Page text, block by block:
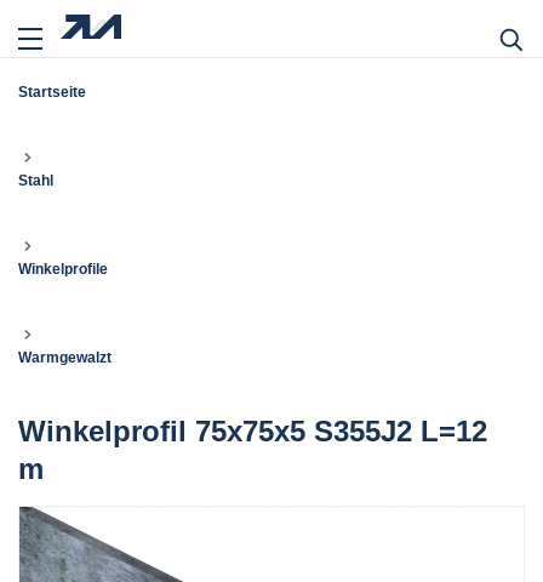
Startseite
Stahl
Winkelprofile
Warmgewalzt
Winkelprofil 75x75x5 S355J2 L=12
m